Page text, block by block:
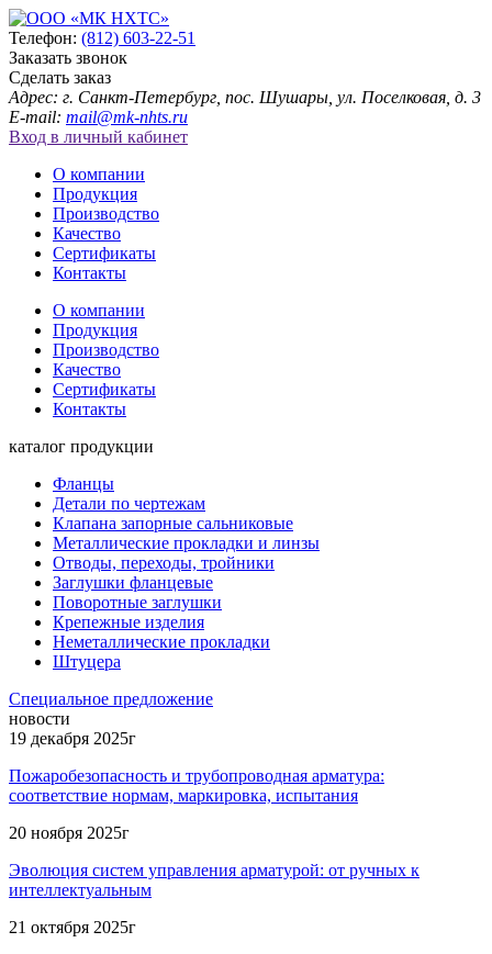
Телефон: (812) 603-22-51
Заказать звонок
Сделать заказ
Адрес: г. Санкт-Петербург, пос. Шушары, ул. Поселковая, д. 3
E-mail: mail@mk-nhts.ru
Вход в личный кабинет
О компании
Продукция
Производство
Качество
Сертификаты
Контакты
О компании
Продукция
Производство
Качество
Сертификаты
Контакты
каталог продукции
Фланцы
Детали по чертежам
Клапана запорные сальниковые
Металлические прокладки и линзы
Отводы, переходы, тройники
Заглушки фланцевые
Поворотные заглушки
Крепежные изделия
Неметаллические прокладки
Штуцера
Специальное предложение
новости
19 декабря 2025г
Пожаробезопасность и трубопроводная арматура:
соответствие нормам, маркировка, испытания
20 ноября 2025г
Эволюция систем управления арматурой: от ручных к
интеллектуальным
21 октября 2025г